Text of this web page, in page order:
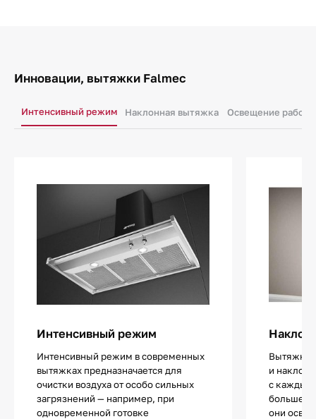
Инновации, вытяжки Falmec
Интенсивный режим Наклонная вытяжка Освещение
Интенсивный режим
Интенсивный режим в современных
вытяжках предназначается для
очистки воздуха от особо сильных
загрязнений — например, при
одновременной готовке
Вытяжки
и
с каждым
больше.
они